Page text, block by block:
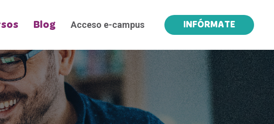
Blog Acceso e-campus INFÓRMATE